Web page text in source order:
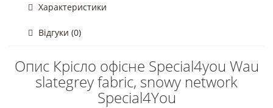
Характеристики
Відгуки (0)
Опис Крісло офісне Special4you Wau
slatеgrey fabric, snowy nеtwork
Special4You